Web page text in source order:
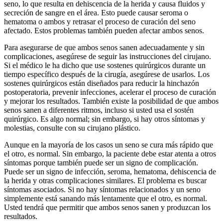
seno, lo que resulta en dehiscencia de la herida y causa fluidos y
secreción de sangre en el área. Esto puede causar seroma o
hematoma o ambos y retrasar el proceso de curación del seno
afectado. Estos problemas también pueden afectar ambos senos.
Para asegurarse de que ambos senos sanen adecuadamente y sin
complicaciones, asegúrese de seguir las instrucciones del cirujano.
Si el médico le ha dicho que use sostenes quirúrgicos durante un
tiempo específico después de la cirugía, asegúrese de usarlos. Los
sostenes quirúrgicos están diseñados para reducir la hinchazón
postoperatoria, prevenir infecciones, acelerar el proceso de curación
y mejorar los resultados. También existe la posibilidad de que ambos
senos sanen a diferentes ritmos, incluso si usted usa el sostén
quirúrgico. Es algo normal; sin embargo, si hay otros síntomas y
molestias, consulte con su cirujano plástico.
Aunque en la mayoría de los casos un seno se cura más rápido que
el otro, es normal. Sin embargo, la paciente debe estar atenta a otros
síntomas porque también puede ser un signo de complicación.
Puede ser un signo de infección, seroma, hematoma, dehiscencia de
la herida y otras complicaciones similares. El problema es buscar
síntomas asociados. Si no hay síntomas relacionados y un seno
simplemente está sanando más lentamente que el otro, es normal.
Usted tendrá que permitir que ambos senos sanen y produzcan los
resultados.